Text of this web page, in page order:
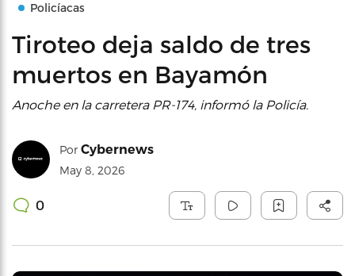
Policíacas
Tiroteo deja saldo de tres
muertos en Bayamón
Anoche en la carretera PR-174, informó la Policía.
Por Cybernews
May 8, 2026
0